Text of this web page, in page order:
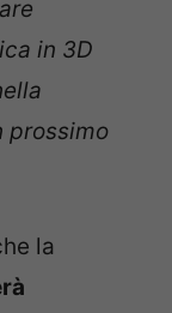
in 3D
prossimo
la